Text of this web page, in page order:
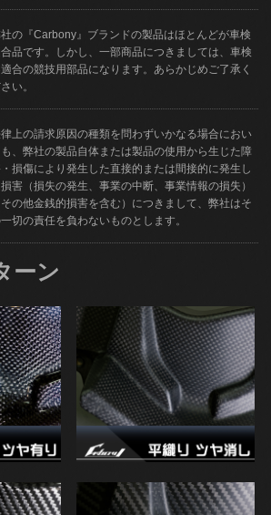
の『Carbony』ブランドの製品はほとんどが車検
品です。しかし、一部商品につきましては、車検
合の競技用部品になります。あらかじめご了承く
い。
上の請求原因の種類を問わずいかなる場合におい
、弊社の製品自体または製品の使用から生じた障
損傷により発生した直接的または間接的に発生し
害（損失の発生、事業の中断、事業情報の損失）
その他金銭的損害を含む）につきまして、弊社はそ
切の責任を負わないものとします。
ーン